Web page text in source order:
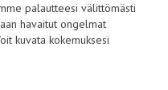
palautteesi välittömästi
kuvata kokemuksesi